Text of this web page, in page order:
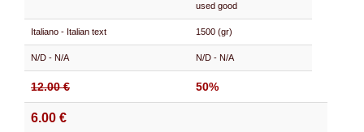
used good
Italiano - Italian text 1500 (gr)
N/D - N/A N/D - N/A
12.00 € 50%
6.00 €